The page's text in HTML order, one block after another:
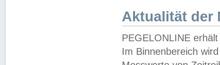
Aktualität der
PEGELONLINE
Im Binnenbereich